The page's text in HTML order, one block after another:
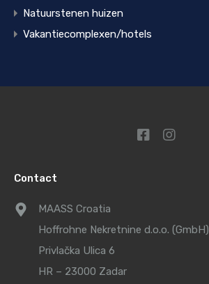
Natuurstenen huizen
Vakantiecomplexen/hotels
Contact
MAASS Croatia
Hoffrohne Nekretnine d.o.o. (GmbH)
Privlačka Ulica 6
HR – 23000 Zadar